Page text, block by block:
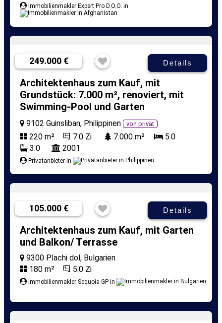
Immobilienmakler Expert Pro D.O.O. in
249.000 € Details
Architektenhaus zum Kauf, mit
Grundstück: 7.000 m², renoviert, mit
Swimming-Pool und Garten
9102 Guinsliban, Philippinen von privat
220 m² 7.0 Zi 7.000 m²
5.0
3.0
2001
Privatanbieter in
105.000 € Details
Architektenhaus zum Kauf, mit Garten
und Balkon/ Terrasse
9300 Plachi dol, Bulgarien
180 m²
5.0 Zi
Immobilienmakler Sequoia-GP in